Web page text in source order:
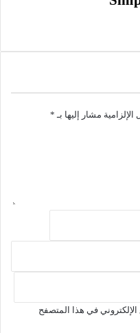
سهولة ومجاناً دون الحاجة
الكبير للعديد من صيغ
الإلزامية مشار إليها بـ *
في هذا المتصفح